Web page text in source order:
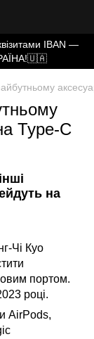
IBAN —
Type-C
на
Чі Куо
портом.
році.
AirPods,